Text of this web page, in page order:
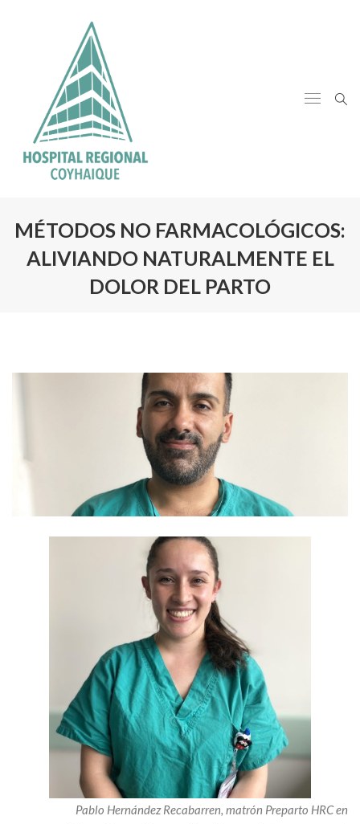
MÉTODOS NO FARMACOLÓGICOS:
ALIVIANDO NATURALMENTE EL
DOLOR DEL PARTO
Pablo Hernández Recabarren, matrón Preparto HRC en